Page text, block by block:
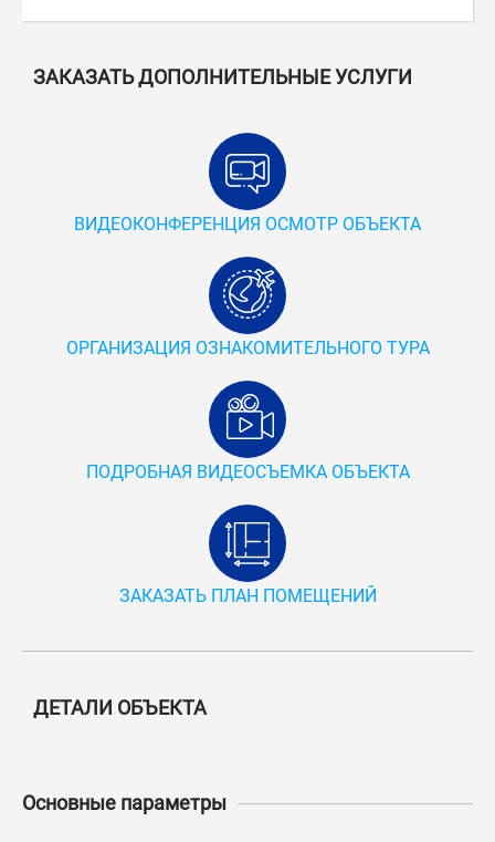
ЗАКАЗАТЬ ДОПОЛНИТЕЛЬНЫЕ УСЛУГИ
ВИДЕОКОНФЕРЕНЦИЯ ОСМОТР ОБЪЕКТА
ОРГАНИЗАЦИЯ ОЗНАКОМИТЕЛЬНОГО ТУРА
ПОДРОБНАЯ ВИДЕОСЪЕМКА ОБЪЕКТА
ЗАКАЗАТЬ ПЛАН ПОМЕЩЕНИЙ
ДЕТАЛИ ОБЪЕКТА
Основные параметры